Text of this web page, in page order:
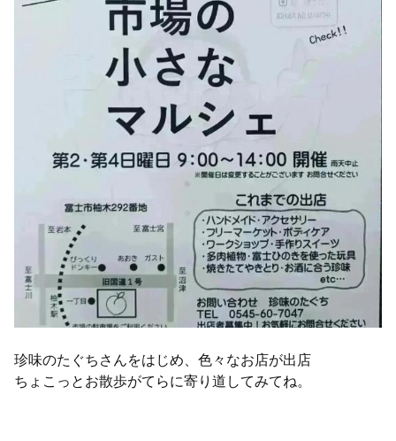
珍味のたぐちさんをはじめ、色々なお店が出店
ちょこっとお散歩がてらに寄り道してみてね。